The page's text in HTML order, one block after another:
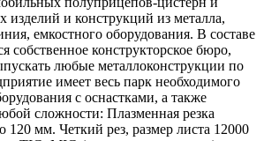
и конструкций из металла,
емкостного оборудования. В составе
собственное конструкторское бюро,
любые металлоконструкции по
имеет весь парк необходимого
с оснастками, а также
сложности: Плазменная резка
120 мм. Четкий рез, размер листа 12000